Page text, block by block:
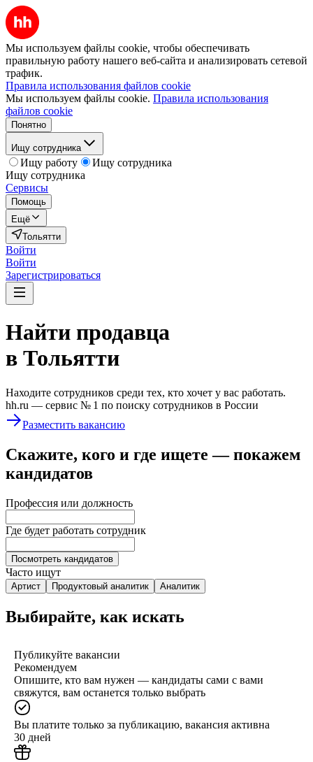
Мы используем файлы cookie, чтобы обеспечивать
правильную работу нашего веб-сайта и анализировать сетевой
трафик.
Правила использования файлов cookie
Мы используем файлы cookie. Правила использования
файлов cookie
Понятно
Ищу сотрудника
Ищу работу
Ищу сотрудника
Ищу сотрудника
Сервисы
Помощь
Ещё
Тольятти
Войти
Войти
Зарегистрироваться
Найти продавца
в Тольятти
Находите сотрудников среди тех, кто хочет у вас работать.
hh.ru — сервис № 1 по поиску сотрудников в России
Разместить вакансию
Скажите, кого и где ищете — покажем
кандидатов
Профессия или должность
Где будет работать сотрудник
Посмотреть кандидатов
Часто ищут
Артист Продуктовый аналитик Аналитик
Выбирайте, как искать
Публикуйте вакансии
Рекомендуем
Опишите, кто вам нужен — кандидаты сами с вами
свяжутся, вам останется только выбрать
Вы платите только за публикацию, вакансия активна
30 дней